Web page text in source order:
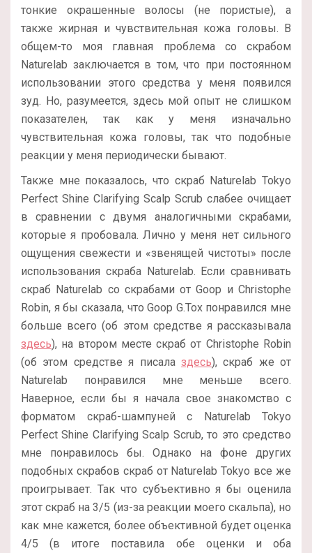
тонкие окрашенные волосы (не пористые), а
также жирная и чувствительная кожа головы. В
общем-то моя главная проблема со скрабом
Naturelab заключается в том, что при постоянном
использовании этого средства у меня появился
зуд. Но, разумеется, здесь мой опыт не слишком
показателен, так как у меня изначально
чувствительная кожа головы, так что подобные
реакции у меня периодически бывают.
Также мне показалось, что скраб Naturelab Tokyo
Perfect Shine Clarifying Scalp Scrub слабее очищает
в сравнении с двумя аналогичными скрабами,
которые я пробовала. Лично у меня нет сильного
ощущения свежести и «звенящей чистоты» после
использования скраба Naturelab. Если сравнивать
скраб Naturelab со скрабами от Goop и Christophe
Robin, я бы сказала, что Goop G.Tox понравился мне
больше всего (об этом средстве я рассказывала
здесь), на втором месте скраб от Christophe Robin
(об этом средстве я писала здесь), скраб же от
Naturelab понравился мне меньше всего.
Наверное, если бы я начала свое знакомство с
форматом скраб-шампуней с Naturelab Tokyo
Perfect Shine Clarifying Scalp Scrub, то это средство
мне понравилось бы. Однако на фоне других
подобных скрабов скраб от Naturelab Tokyo все же
проигрывает. Так что субъективно я бы оценила
этот скраб на 3/5 (из-за реакции моего скальпа), но
как мне кажется, более объективной будет оценка
4/5 (в итоге поставила обе оценки и оба